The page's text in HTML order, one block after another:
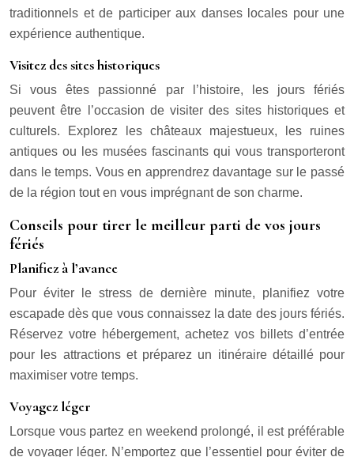
traditionnels et de participer aux danses locales pour une
expérience authentique.
Visitez des sites historiques
Si vous êtes passionné par l’histoire, les jours fériés
peuvent être l’occasion de visiter des sites historiques et
culturels. Explorez les châteaux majestueux, les ruines
antiques ou les musées fascinants qui vous transporteront
dans le temps. Vous en apprendrez davantage sur le passé
de la région tout en vous imprégnant de son charme.
Conseils pour tirer le meilleur parti de vos jours
fériés
Planifiez à l’avance
Pour éviter le stress de dernière minute, planifiez votre
escapade dès que vous connaissez la date des jours fériés.
Réservez votre hébergement, achetez vos billets d’entrée
pour les attractions et préparez un itinéraire détaillé pour
maximiser votre temps.
Voyagez léger
Lorsque vous partez en weekend prolongé, il est préférable
de voyager léger. N’emportez que l’essentiel pour éviter de